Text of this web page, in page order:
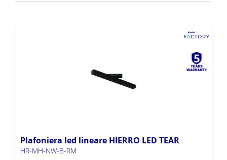
Plafoniera led lineare HIERRO LED TEAR
HR-MH-NW-B-RM